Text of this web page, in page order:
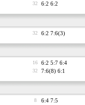
32 6:2 6:2
32 6:2 7:6(3)
16 6:2 5:7 6:4
32 7:6(8) 6:1
8 6:4 7:5